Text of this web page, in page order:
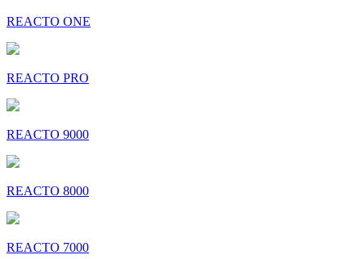
REACTO ONE
REACTO PRO
REACTO 9000
REACTO 8000
REACTO 7000